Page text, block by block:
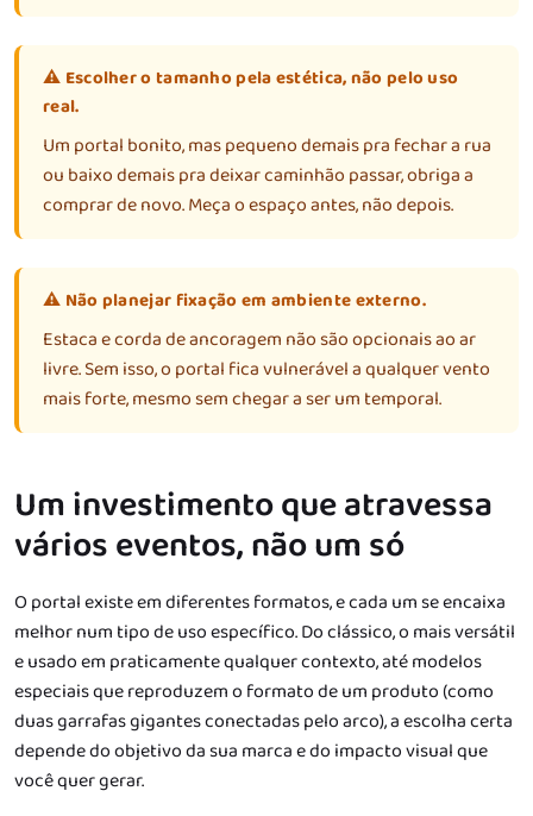
⚠️ Escolher o tamanho pela estética, não pelo uso
real.
Um portal bonito, mas pequeno demais pra fechar a rua
ou baixo demais pra deixar caminhão passar, obriga a
comprar de novo. Meça o espaço antes, não depois.
⚠️ Não planejar fixação em ambiente externo.
Estaca e corda de ancoragem não são opcionais ao ar
livre. Sem isso, o portal fica vulnerável a qualquer vento
mais forte, mesmo sem chegar a ser um temporal.
Um investimento que atravessa
vários eventos, não um só
O portal existe em diferentes formatos, e cada um se encaixa
melhor num tipo de uso específico. Do clássico, o mais versátil
e usado em praticamente qualquer contexto, até modelos
especiais que reproduzem o formato de um produto (como
duas garrafas gigantes conectadas pelo arco), a escolha certa
depende do objetivo da sua marca e do impacto visual que
você quer gerar.